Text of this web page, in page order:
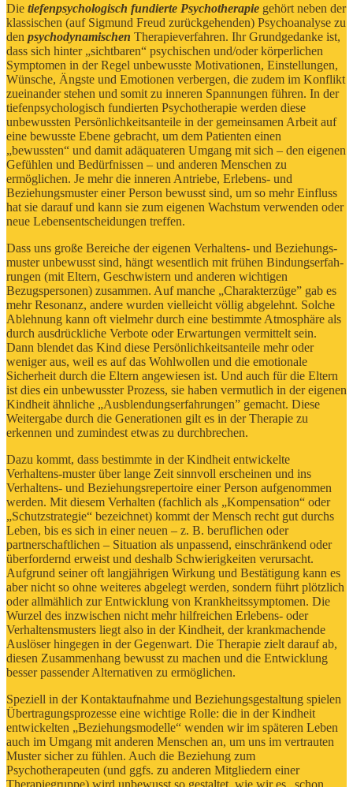
Die tiefenpsychologisch fundierte Psychotherapie gehört neben der
klassischen (auf Sigmund Freud zurückgehenden) Psychoanalyse zu
den psychodynamischen Therapieverfahren. Ihr Grundgedanke ist,
dass sich hinter „sichtbaren“ psychischen und/oder körperlichen
Symptomen in der Regel unbewusste Motivationen, Einstellungen,
Wünsche, Ängste und Emotionen verbergen, die zudem im Konflikt
zueinander stehen und somit zu inneren Spannungen führen. In der
tiefenpsychologisch fundierten Psychotherapie werden diese
unbewussten Persönlichkeitsanteile in der gemeinsamen Arbeit auf
eine bewusste Ebene gebracht, um dem Patienten einen
„bewussten“ und damit adäquateren Umgang mit sich – den eigenen
Gefühlen und Bedürfnissen – und anderen Menschen zu
ermöglichen. Je mehr die inneren Antriebe, Erlebens- und
Beziehungsmuster einer Person bewusst sind, um so mehr Einfluss
hat sie darauf und kann sie zum eigenen Wachstum verwenden oder
neue Lebensentscheidungen treffen.
Dass uns große Bereiche der eigenen Verhaltens- und Beziehungs-
muster unbewusst sind, hängt wesentlich mit frühen Bindungserfah-
rungen (mit Eltern, Geschwistern und anderen wichtigen
Bezugspersonen) zusammen. Auf manche „Charakterzüge” gab es
mehr Resonanz, andere wurden vielleicht völlig abgelehnt. Solche
Ablehnung kann oft vielmehr durch eine bestimmte Atmosphäre als
durch ausdrückliche Verbote oder Erwartungen vermittelt sein.
Dann blendet das Kind diese Persönlichkeitsanteile mehr oder
weniger aus, weil es auf das Wohlwollen und die emotionale
Sicherheit durch die Eltern angewiesen ist. Und auch für die Eltern
ist dies ein unbewusster Prozess, sie haben vermutlich in der eigenen
Kindheit ähnliche „Ausblendungserfahrungen” gemacht. Diese
Weitergabe durch die Generationen gilt es in der Therapie zu
erkennen und zumindest etwas zu durchbrechen.
Dazu kommt, dass bestimmte in der Kindheit entwickelte
Verhaltens-muster über lange Zeit sinnvoll erscheinen und ins
Verhaltens- und Beziehungsrepertoire einer Person aufgenommen
werden. Mit diesem Verhalten (fachlich als „Kompensation“ oder
„Schutzstrategie“ bezeichnet) kommt der Mensch recht gut durchs
Leben, bis es sich in einer neuen – z. B. beruflichen oder
partnerschaftlichen – Situation als unpassend, einschränkend oder
überfordernd erweist und deshalb Schwierigkeiten verursacht.
Aufgrund seiner oft langjährigen Wirkung und Bestätigung kann es
aber nicht so ohne weiteres abgelegt werden, sondern führt plötzlich
oder allmählich zur Entwicklung von Krankheitssymptomen. Die
Wurzel des inzwischen nicht mehr hilfreichen Erlebens- oder
Verhaltensmusters liegt also in der Kindheit, der krankmachende
Auslöser hingegen in der Gegenwart. Die Therapie zielt darauf ab,
diesen Zusammenhang bewusst zu machen und die Entwicklung
besser passender Alternativen zu ermöglichen.
Speziell in der Kontaktaufnahme und Beziehungsgestaltung spielen
Übertragungsprozesse eine wichtige Rolle: die in der Kindheit
entwickelten „Beziehungsmodelle“ wenden wir im späteren Leben
auch im Umgang mit anderen Menschen an, um uns im vertrauten
Muster sicher zu fühlen. Auch die Beziehung zum
Psychotherapeuten (und ggfs. zu anderen Mitgliedern einer
Therapiegruppe) wird unbewusst so gestaltet, wie wir es „schon